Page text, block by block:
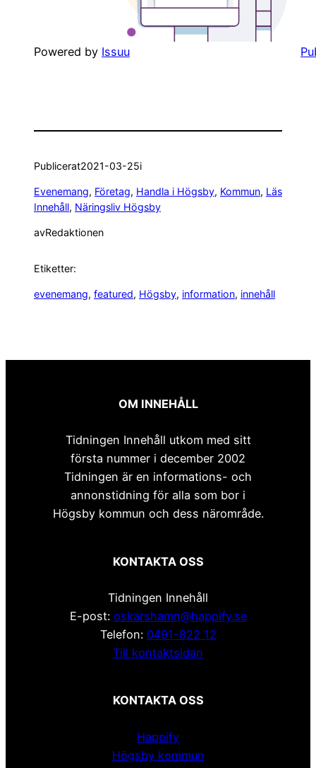
Powered by Issuu
Publicerat2021-03-25i
Evenemang, Företag, Handla i Högsby, Kommun, Läs
Innehåll, Näringsliv Högsby
avRedaktionen
Etiketter:
evenemang, featured, Högsby, information, innehåll
OM INNEHÅLL
Tidningen Innehåll utkom med sitt
första nummer i december 2002
Tidningen är en informations- och
annonstidning för alla som bor i
Högsby kommun och dess närområde.
KONTAKTA OSS
Tidningen Innehåll
E-post: oskarshamn@happify.se
Telefon: 0491-822 12
Till kontaktsidan
KONTAKTA OSS
Happify
Högsby kommun